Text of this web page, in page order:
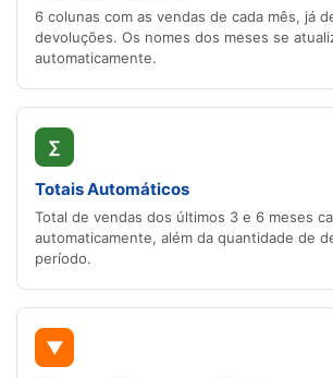
6 colunas com as vendas de cada mês, já
devoluções. Os nomes dos meses se
automaticamente.
∑
Totais Automáticos
Total de vendas dos últimos 3 e 6 meses
automaticamente, além da quantidade de
período.
▼